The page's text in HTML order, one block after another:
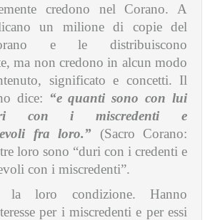
credono nel Corano. A
un milione di copie del
e le distribuiscono
ma non credono in alcun modo
significato e concetti. Il
dice: “e quanti sono con lui
con i miscredenti e
fra loro.” (Sacro Corano:
loro sono “duri con i credenti e
con i miscredenti”.
la loro condizione. Hanno
per i miscredenti e per essi